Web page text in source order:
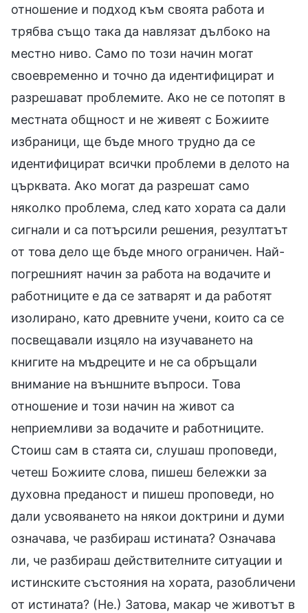
отношение и подход към своята работа и
трябва също така да навлязат дълбоко на
местно ниво. Само по този начин могат
своевременно и точно да идентифицират и
разрешават проблемите. Ако не се потопят в
местната общност и не живеят с Божиите
избраници, ще бъде много трудно да се
идентифицират всички проблеми в делото на
църквата. Ако могат да разрешат само
няколко проблема, след като хората са дали
сигнали и са потърсили решения, резултатът
от това дело ще бъде много ограничен. Най-
погрешният начин за работа на водачите и
работниците е да се затварят и да работят
изолирано, като древните учени, които са се
посвещавали изцяло на изучаването на
книгите на мъдреците и не са обръщали
внимание на външните въпроси. Това
отношение и този начин на живот са
неприемливи за водачите и работниците.
Стоиш сам в стаята си, слушаш проповеди,
четеш Божиите слова, пишеш бележки за
духовна преданост и пишеш проповеди, но
дали усвояването на някои доктрини и думи
означава, че разбираш истината? Означава
ли, че разбираш действителните ситуации и
истинските състояния на хората, разобличени
от истината? (Не.) Затова, макар че животът в